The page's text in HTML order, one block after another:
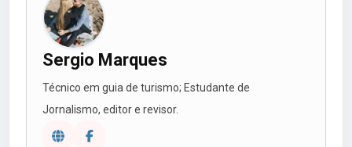
Sergio Marques
Técnico em guia de turismo; Estudante de
Jornalismo, editor e revisor.